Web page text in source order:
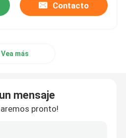
Contacto
Vea más
mensaje
pronto!